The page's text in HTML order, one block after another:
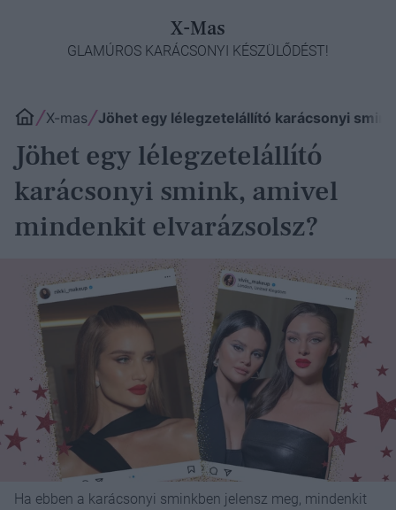
X-Mas
GLAMÚROS KARÁCSONYI KÉSZÜLŐDÉST!
X-mas Jöhet egy lélegzetelállító karácsonyi
Jöhet egy lélegzetelállító
karácsonyi smink, amivel
mindenkit elvarázsolsz?
Ha ebben a karácsonyi sminkben jelensz meg, mindenkit